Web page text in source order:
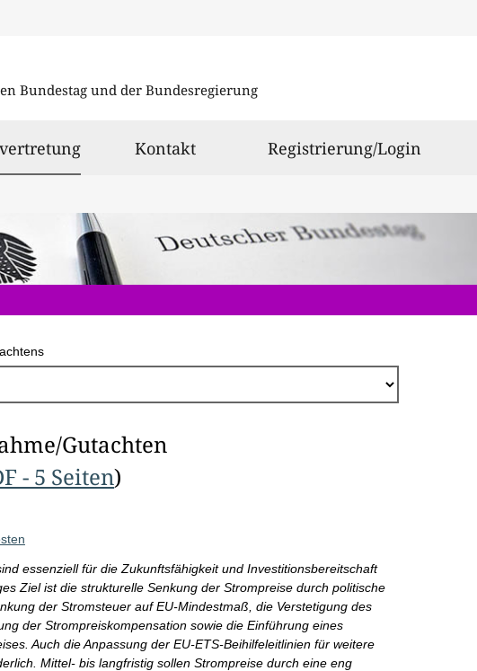
Bundestag und der Bundesregierung
ausgewählt
Kontakt Registrierung/Login
Gutachten
- 5 Seiten)
essenziell für die Zukunftsfähigkeit und Investitionsbereitschaft
Ziel ist die strukturelle Senkung der Strompreise durch politische
der Stromsteuer auf EU-Mindestmaß, die Verstetigung des
der Strompreiskompensation sowie die Einführung eines
Auch die Anpassung der EU-ETS-Beihilfeleitlinien für weitere
Mittel- bis langfristig sollen Strompreise durch eine eng